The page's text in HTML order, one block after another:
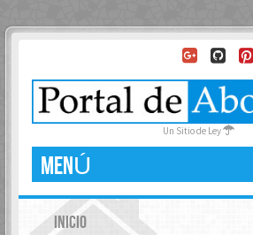
Un Sitio de Ley
MENÚ
INICIO